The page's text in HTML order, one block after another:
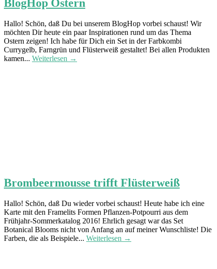
BlogHop Ostern
Hallo! Schön, daß Du bei unserem BlogHop vorbei schaust! Wir
möchten Dir heute ein paar Inspirationen rund um das Thema
Ostern zeigen! Ich habe für Dich ein Set in der Farbkombi
Currygelb, Farngrün und Flüsterweiß gestaltet! Bei allen Produkten
kamen... Weiterlesen →
Brombeermousse trifft Flüsterweiß
Hallo! Schön, daß Du wieder vorbei schaust! Heute habe ich eine
Karte mit den Framelits Formen Pflanzen-Potpourri aus dem
Frühjahr-Sommerkatalog 2016! Ehrlich gesagt war das Set
Botanical Blooms nicht von Anfang an auf meiner Wunschliste! Die
Farben, die als Beispiele... Weiterlesen →